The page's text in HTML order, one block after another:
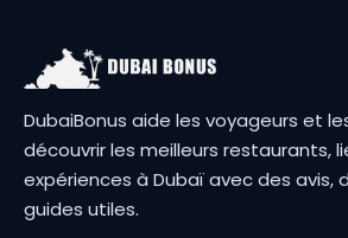
DubaiBonus aide les voyageurs et
découvrir les meilleurs restaurants,
expériences à Dubaï avec des avis,
guides utiles.